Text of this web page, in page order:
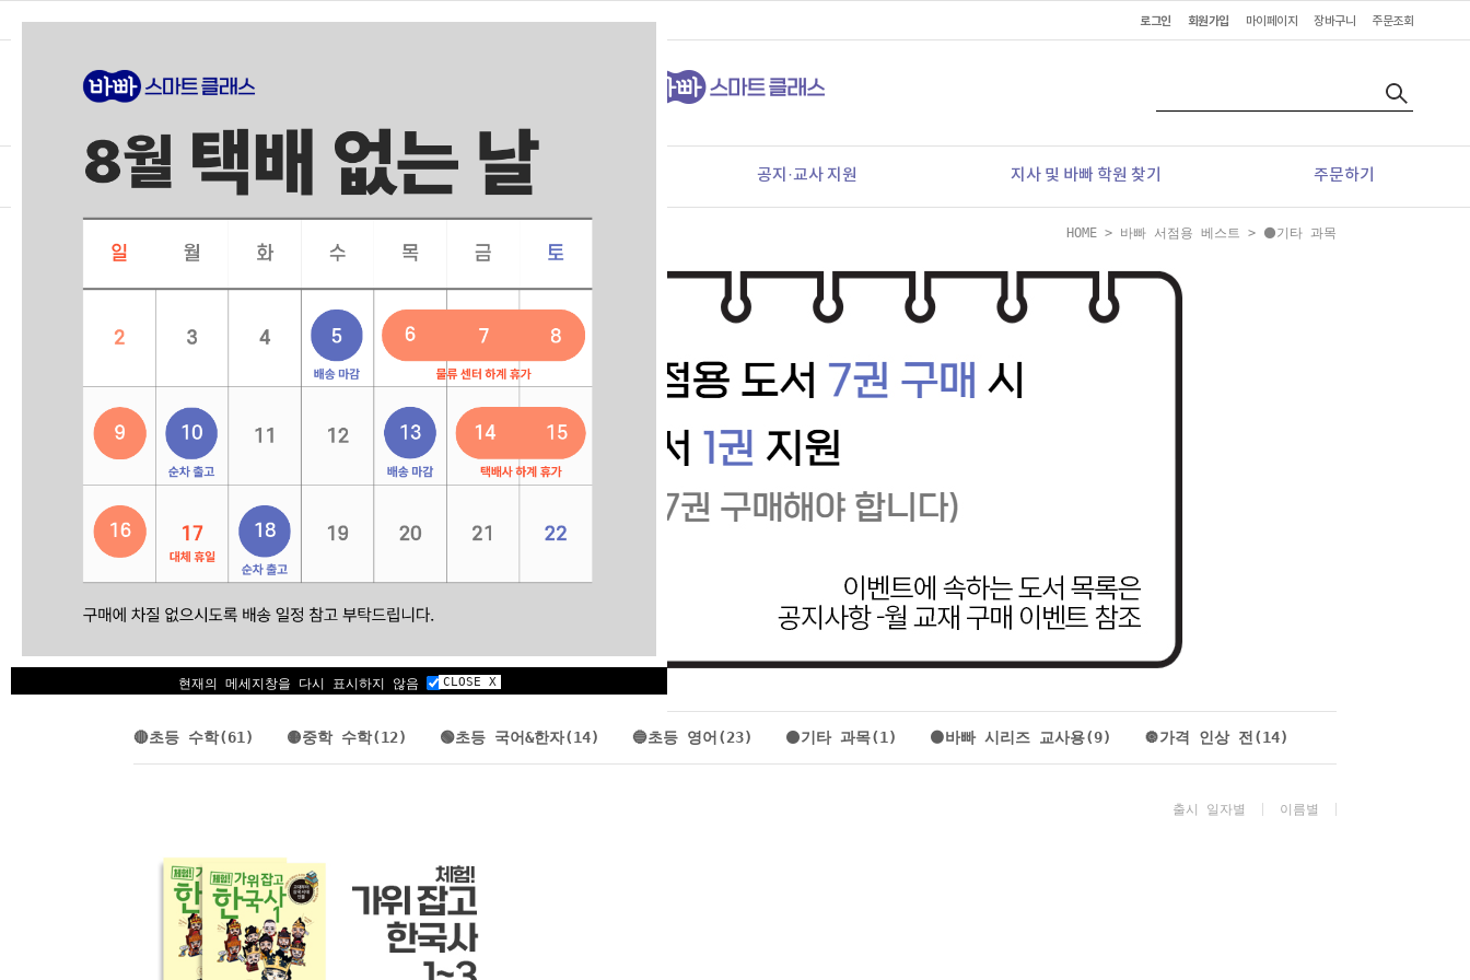
즐겨찾기 가입 상담·문의 02-333-1722(상담 가능 시간 | 평일 9:00~12:30 / 13:30~16:00) 로그인 회원가입 마이페이지 장바구니 주문조회
HOME 바.스.클. 소개 공지·교사 지원 지사 및 바빠 학원 찾기 주문하기
HOME > 바빠 서점용 베스트 > ⚫기타 과목
⚫기타 과목
🔴초등 수학(61) 🟡중학 수학(12) 🟢초등 국어&한자(14) 🔵초등 영어(23) ⚫기타 과목(1) 🟤바빠 시리즈 교사용(9) 🔘가격 인상 전(14)
출시 일자별 이름별
현재의 메세지창을 다시 표시하지 않음 CLOSE X